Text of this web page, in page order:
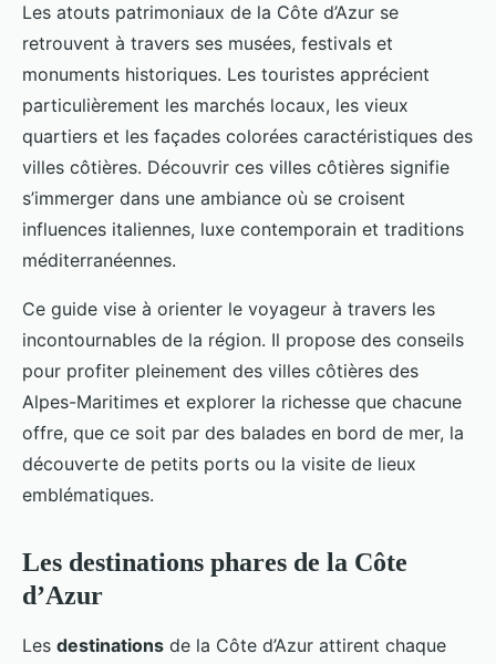
Les atouts patrimoniaux de la Côte d’Azur se
retrouvent à travers ses musées, festivals et
monuments historiques. Les touristes apprécient
particulièrement les marchés locaux, les vieux
quartiers et les façades colorées caractéristiques des
villes côtières. Découvrir ces villes côtières signifie
s’immerger dans une ambiance où se croisent
influences italiennes, luxe contemporain et traditions
méditerranéennes.
Ce guide vise à orienter le voyageur à travers les
incontournables de la région. Il propose des conseils
pour profiter pleinement des villes côtières des
Alpes-Maritimes et explorer la richesse que chacune
offre, que ce soit par des balades en bord de mer, la
découverte de petits ports ou la visite de lieux
emblématiques.
Les destinations phares de la Côte
d’Azur
Les destinations de la Côte d’Azur attirent chaque